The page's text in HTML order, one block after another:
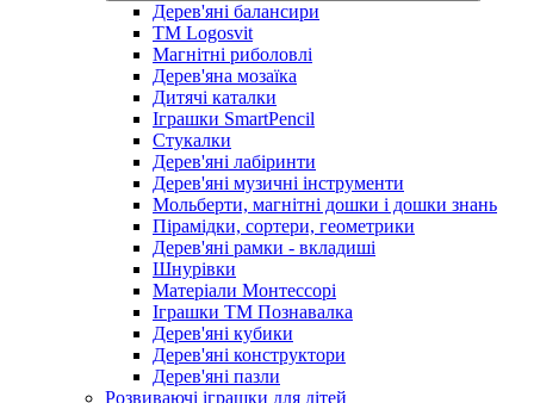
Дерев'яні балансири
TM Logosvit
Магнітні риболовлі
Дерев'яна мозаїка
Дитячі каталки
Іграшки SmartPencil
Стукалки
Дерев'яні лабіринти
Дерев'яні музичні інструменти
Мольберти, магнітні дошки і дошки знань
Пірамідки, сортери, геометрики
Дерев'яні рамки - вкладиші
Шнурівки
Матеріали Монтессорі
Іграшки ТМ Познавалка
Дерев'яні кубики
Дерев'яні конструктори
Дерев'яні пазли
Розвиваючі іграшки для дітей